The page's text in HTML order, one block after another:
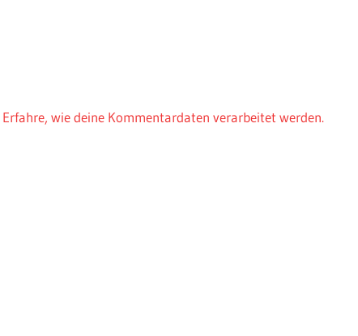
Erfahre, wie deine Kommentardaten verarbeitet werden.